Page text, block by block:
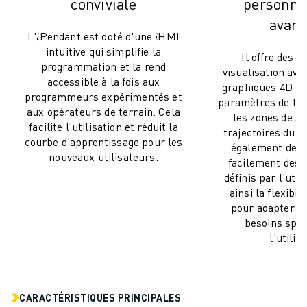
MACHINES D'ÉLECTROÉROSION PAR FIL
ROBOCUT MACHINES D'ÉLECTROÉROSION À FIL
ROBOCUT MATÉRIEL
LOGICIEL ROBOCUT
ROBOCUT MAINTENANCE PRÉVENTIVE
DURABILITÉ DU ROBOCUT
SOLUTIONS IIOT
SOLUTIONS POUR L'USINE INTELLIGENTE
DES SOLUTIONS D'USINE INTELLIGENTE POUR AMÉLIORER
AUTOMOBILE
L'𝑖Pendant est doté d'une 𝑖HMI
intuitive qui simplifie la
programmation et la rend
accessible à la fois aux
programmeurs expérimentés et
aux opérateurs de terrain. Cela
facilite l'utilisation et réduit la
courbe d'apprentissage pour les
nouveaux utilisateurs.
Il offre des
visualisation
graphiques 4D
paramètres de
les zones de
trajectoires du
également de
facilement des
définis par
ainsi la
pour adapter
besoins
CARACTÉRISTIQUES PRINCIPALES